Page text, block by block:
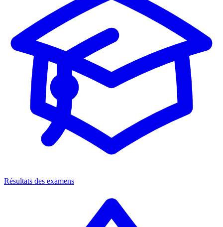
Résultats des examens